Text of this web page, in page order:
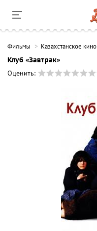
Фильмы Казахстанское кино
Клуб «Завтрак»
Оценить: